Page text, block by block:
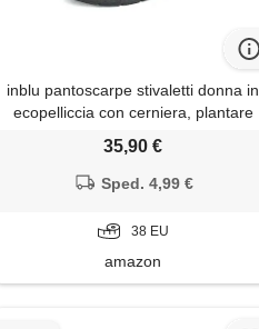
inblu pantoscarpe stivaletti donna in
ecopelliccia con cerniera, plantare
imbottito estraibile
35,90 €
Sped. 4,99 €
38 EU
amazon